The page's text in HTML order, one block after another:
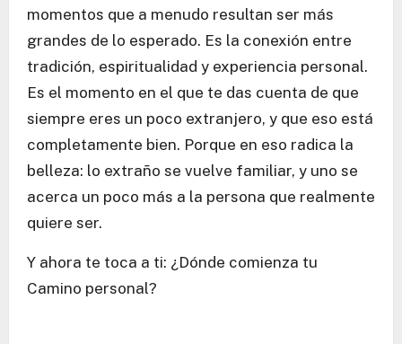
momentos que a menudo resultan ser más
grandes de lo esperado. Es la conexión entre
tradición, espiritualidad y experiencia personal.
Es el momento en el que te das cuenta de que
siempre eres un poco extranjero, y que eso está
completamente bien. Porque en eso radica la
belleza: lo extraño se vuelve familiar, y uno se
acerca un poco más a la persona que realmente
quiere ser.
Y ahora te toca a ti: ¿Dónde comienza tu
Camino personal?